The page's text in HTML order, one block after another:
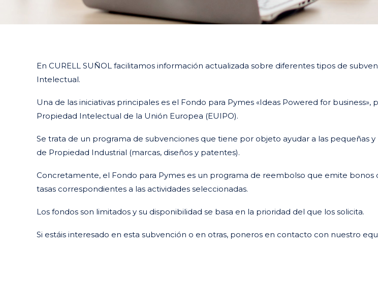
En CURELL SUÑOL facilitamos información actualizada sobre diferentes tipos de
Intelectual.
Una de las iniciativas principales es el Fondo para Pymes «Ideas Powered for
Propiedad Intelectual de la Unión Europea (EUIPO).
Se trata de un programa de subvenciones que tiene por objeto ayudar a las pequeñas
de Propiedad Industrial (marcas, diseños y patentes).
Concretamente, el Fondo para Pymes es un programa de reembolso que emite
tasas correspondientes a las actividades seleccionadas.
Los fondos son limitados y su disponibilidad se basa en la prioridad del que los solicita.
Si estáis interesado en esta subvención o en otras, poneros en contacto con nuestro